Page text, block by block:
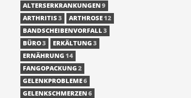
ALTERSERKRANKUNGEN9
ARTHRITIS3 ARTHROSE12
BANDSCHEIBENVORFALL3
BÜRO3 ERKÄLTUNG3
ERNÄHRUNG14
FANGOPACKUNG2
GELENKPROBLEME6
GELENKSCHMERZEN6